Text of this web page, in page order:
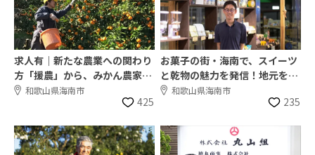
求人有｜新たな農業への関わり
方「援農」から、みかん農家の
仕事・暮らしを体験！仲間との
和歌山県海南市
425
お菓子の街・海南で、スイーツ
と乾物の魅力を発信！地元を盛
り上げる食品卸売会社でのお仕
和歌山県海南市
235